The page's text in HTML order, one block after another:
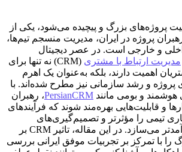
پروژه‌های بزرگ و پیچیده می‌شود، یکی از
پروژه در ایران، مدیریت منسجم تیم‌ها،
و خارجی است. در عصر دیجیتال
مدیریت ارتباط با مشتری
(CRM) نه تنها برای
اهمیت دارند، بلکه به‌عنوان یک اهرم
پروژه و رشد سازمانی نیز مطرح شده‌اند. با
هوشمند و بومی مانند PersianCRM، رهبران
و قابلیت‌هایی بهره‌مند شوند که فرآیندهای
تیمی را مؤثرتر و تصمیم‌گیری‌های
راهبردی را بسیار کارآمدتر می‌سازد. در این مقاله، تاثیر CRM بر
را با تمرکز بر تجربیات موفق ایرانی بررسی